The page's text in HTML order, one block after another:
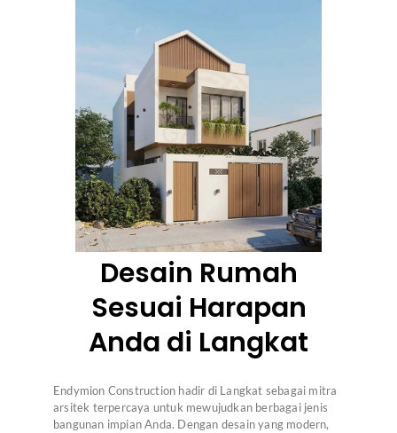
Desain Rumah
Sesuai Harapan
Anda di Langkat
Endymion Construction hadir di Langkat sebagai mitra
arsitek terpercaya untuk mewujudkan berbagai jenis
bangunan impian Anda. Dengan desain yang modern,